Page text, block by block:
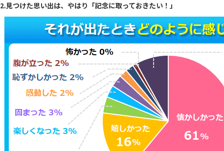
2.見つけた思い出は、やはり「記念に取っておきたい！」